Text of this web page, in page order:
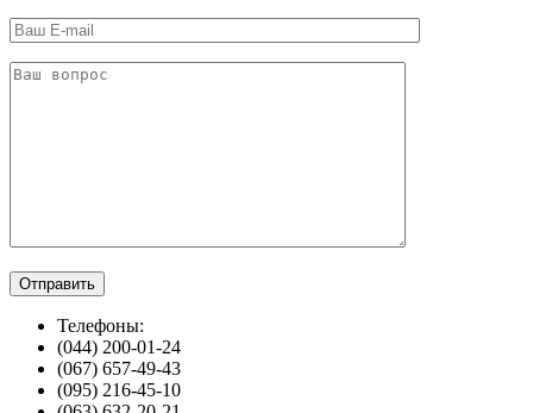
Телефоны:
(044) 200-01-24
(067) 657-49-43
(095) 216-45-10